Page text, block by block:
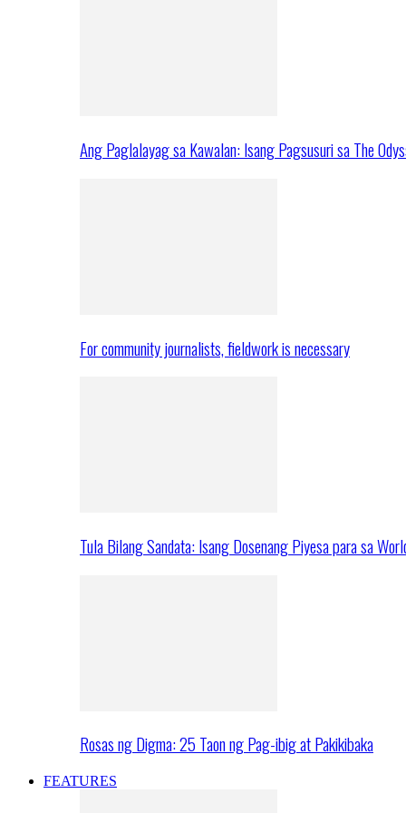
Ang Paglalayag sa Kawalan: Isang Pagsusuri sa The
For community journalists, fieldwork is necessary
Tula Bilang Sandata: Isang Dosenang Piyesa para sa
Rosas ng Digma: 25 Taon ng Pag-ibig at Pakikibaka
FEATURES